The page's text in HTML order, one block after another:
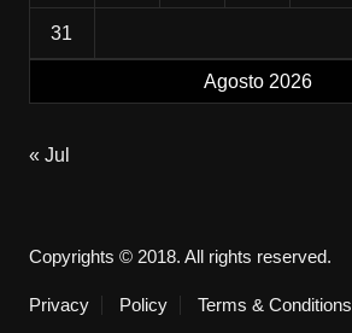
Agosto 2026
31
« Jul
Copyrights © 2018. All rights reserved.
Privacy Policy Terms & Conditions